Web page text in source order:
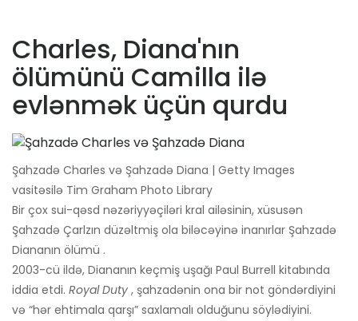
Charles, Diana'nın
ölümünü Camilla ilə
evlənmək üçün qurdu
Şahzadə Charles və Şahzadə Diana | Getty Images
vasitəsilə Tim Graham Photo Library
Bir çox sui-qəsd nəzəriyyəçiləri kral ailəsinin, xüsusən
Şahzadə Çarlzın düzəltmiş ola biləcəyinə inanırlar Şahzadə
Diananın ölümü .
2003-cü ildə, Diananın keçmiş uşağı Paul Burrell kitabında
iddia etdi. Royal Duty , şahzadənin ona bir not göndərdiyini
və “hər ehtimala qarşı” saxlamalı olduğunu söylədiyini.